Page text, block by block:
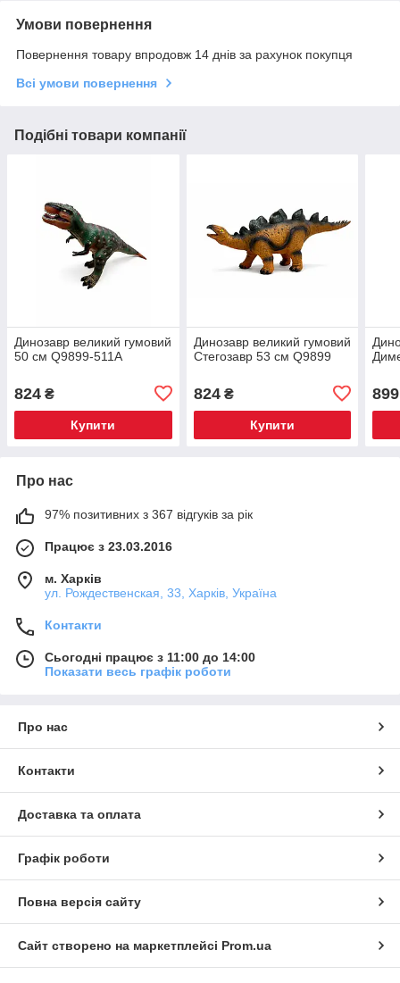
Умови повернення
Повернення товару впродовж 14 днів за рахунок покупця
Всі умови повернення
Подібні товари компанії
Динозавр великий гумовий
50 см Q9899-511A
824 ₴
Купити
Динозавр великий гумовий
Стегозавр 53 см Q9899
824₴
Купити
899
Про нас
97% позитивних з 367 відгуків за рік
Працює з 23.03.2016
м. Харків
ул. Рождественская, 33, Харків, Україна
Контакти
Сьогодні працює з 11:00 до 14:00
Показати весь графік роботи
Про нас
Контакти
Доставка та оплата
Графік роботи
Повна версія сайту
Сайт створено на маркетплейсі Prom.ua